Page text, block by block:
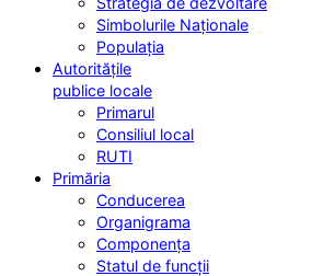
Simbolurile Naționale
Populația
Autoritățile
publice locale
Primarul
Consiliul local
RUTI
Primăria
Conducerea
Organigrama
Componența
Statul de funcții